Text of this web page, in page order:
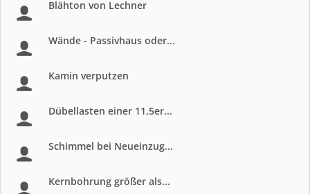
Blähton von Lechner
Wände - Passivhaus oder...
Kamin verputzen
Dübellasten einer 11,5er...
Schimmel bei Neueinzug...
Kernbohrung größer als...